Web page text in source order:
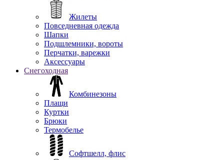
Жилеты
Повседневная одежда
Шапки
Подшлемники, вороты
Перчатки, варежки
Аксессуары
Снегоходная
Комбинезоны
Плащи
Куртки
Брюки
Термобелье
Софтшелл, флис